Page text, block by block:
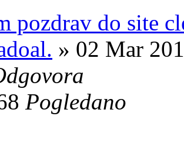
pozdrav do site
» 02 Mar
Pogledano